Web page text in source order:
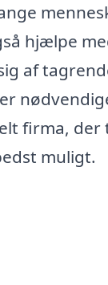
hjælpe
af
firma,
muligt.